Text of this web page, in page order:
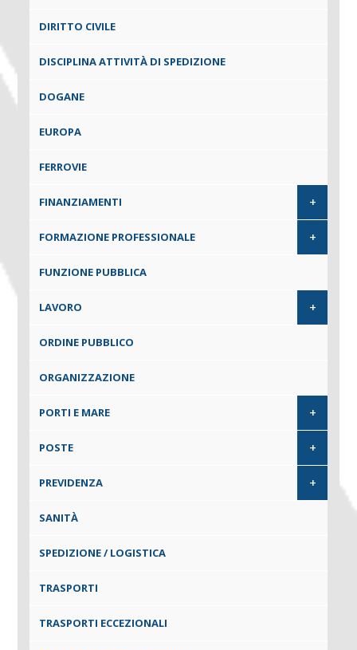
DIRITTO CIVILE
DISCIPLINA ATTIVITÀ DI SPEDIZIONE
DOGANE
EUROPA
FERROVIE
FINANZIAMENTI +
FORMAZIONE PROFESSIONALE +
FUNZIONE PUBBLICA
LAVORO +
ORDINE PUBBLICO
ORGANIZZAZIONE
PORTI E MARE +
POSTE +
PREVIDENZA +
SANITÀ
SPEDIZIONE / LOGISTICA
TRASPORTI
TRASPORTI ECCEZIONALI